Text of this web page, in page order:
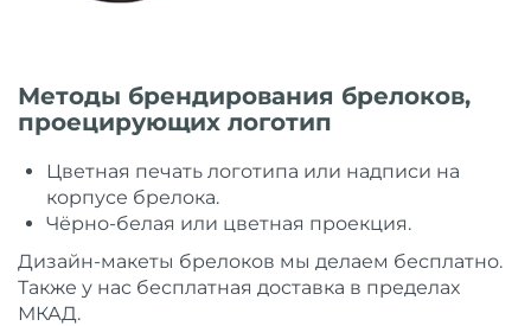
Методы брендирования брелоков,
проецирующих логотип
Цветная печать логотипа или надписи на
корпусе брелока.
Чёрно-белая или цветная проекция.
Дизайн-макеты брелоков мы делаем бесплатно.
Также у нас бесплатная доставка в пределах
МКАД.